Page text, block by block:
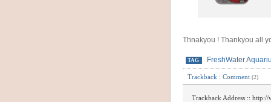
Thnakyou ! Thankyou all
TAG FreshWater
Trackback : Comment (2)
Trackback Address :: http://